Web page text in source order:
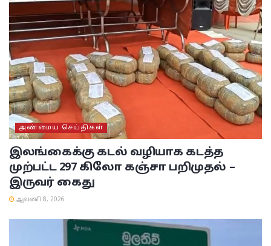
அண்மைய செய்திகள்
இலங்கைக்கு கடல் வழியாக கடத்த
முற்பட்ட 297 கிலோ கஞ்சா பறிமுதல் –
இருவர் கைது
ஆவணி 8, 2026